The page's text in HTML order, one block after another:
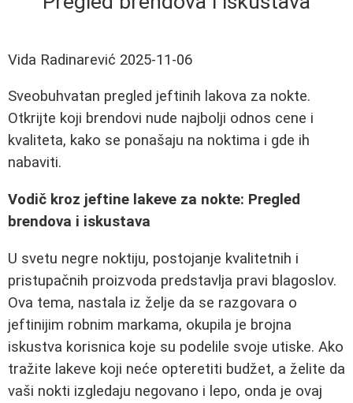
Vida Radinarević 2025-11-06
Sveobuhvatan pregled jeftinih lakova za nokte.
Otkrijte koji brendovi nude najbolji odnos cene i
kvaliteta, kako se ponašaju na noktima i gde ih
nabaviti.
Vodič kroz jeftine lakeve za nokte: Pregled
brendova i iskustava
U svetu negre noktiju, postojanje kvalitetnih i
pristupačnih proizvoda predstavlja pravi blagoslov.
Ova tema, nastala iz želje da se razgovara o
jeftinijim robnim markama, okupila je brojna
iskustva korisnica koje su podelile svoje utiske. Ako
tražite lakeve koji neće opteretiti budžet, a želite da
vaši nokti izgledaju negovano i lepo, onda je ovaj